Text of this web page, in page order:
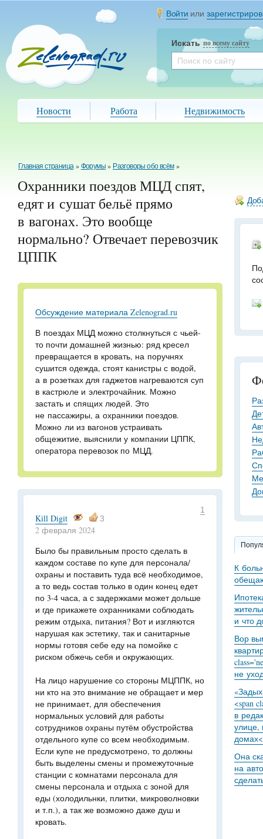
Войти или
Искать по всему сайту
Новости Работа Недвижимость
Главная страница »Форумы» Разговоры обо всём »
Охранники поездов МЦД спят,
едят и сушат бельё прямо
в вагонах. Это вообще
нормально? Отвечает перевозчик
ЦППК
Обсуждение материала Zelenograd.ru
В поездах МЦД можно столкнуться с чьей-
то почти домашней жизнью: ряд кресел
превращается в кровать, на поручнях
сушится одежда, стоят канистры с водой,
а в розетках для гаджетов нагреваются суп
в кастрюле и электрочайник. Можно
застать и спящих людей. Это
не пассажиры, а охранники поездов.
Можно ли из вагонов устраивать
общежитие, выяснили у компании ЦППК,
оператора перевозок по МЦД.
1
Kill Digit 3
2 февраля 2024
Было бы правильным просто сделать в
каждом составе по купе для персонала/
охраны и поставить туда всё необходимое,
а то ведь состав только в один конец едет
по 3-4 часа, а с задержками может дольше
и где прикажете охранниками соблюдать
режим отдыха, питания? Вот и изгляются
нарушая как эстетику, так и санитарные
нормы готовя себе еду на помойке с
риском обжечь себя и окружающих.
На лицо нарушение со стороны МЦППК, но
ни кто на это внимание не обращает и мер
не принимает, для обеспечения
нормальных условий для работы
сотрудников охраны путём обустройства
отдельного купе со всем необходимым.
Если купе не предусмотрено, то должны
быть выделены смены и промежуточные
станции с комнатами персонала для
смены персонала и отдыха с зоной для
еды (холодильнки, плитки, микроволновки
и т.п.), а так же возможно даже душ и
кровать.
К
и что
Вор
не
<span
в
улице,
Она
на